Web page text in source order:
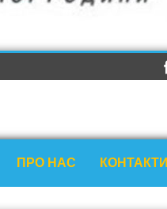
ПРО НАС КОНТАКТИ